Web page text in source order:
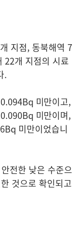
지점, 동북해역 7
22개 지점의 시료
.
미만이고,
미만이며,
미만이었습니
전한 낮은 수준으
것으로 확인되고